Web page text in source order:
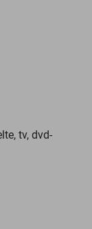
tv, dvd-